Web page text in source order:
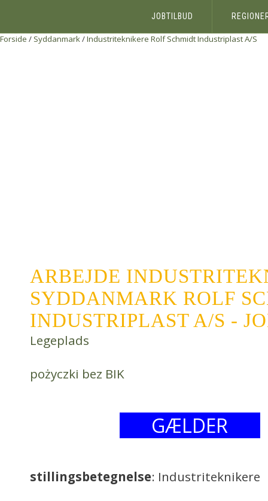
JOBTILBUD
Forside / Syddanmark/Industriteknikere Rolf Schmidt Industriplast A/S
ARBEJDE
SYDDANMARK ROLF
INDUSTRIPLAST A/S -
Legeplads
pożyczki bez BIK
GÆLDER
stillingsbetegnelse: Industriteknikere